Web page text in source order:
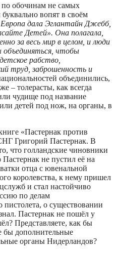
обочинам не самых
вопят в своём
дала Эглантайн Джебб,
Детей». Она полагала,
за весь мир в целом, и люди
объединяться, чтобы
рабство,
труд, заброшенность и
объединились,
– толерасты, как всегда
чудище под название
детей под нож, на органы, в
«Пастернак против
Григорий Пастернак. В
что голландские чиновники
Пастернак не пустил её на
отца с ювенальной
королевства, к нему пришел
и стал настойчиво
по делам
пистолета, о существовании
Пастернак не пошёл у
Представляете, как бы
дополнительные
органы Нидерландов?